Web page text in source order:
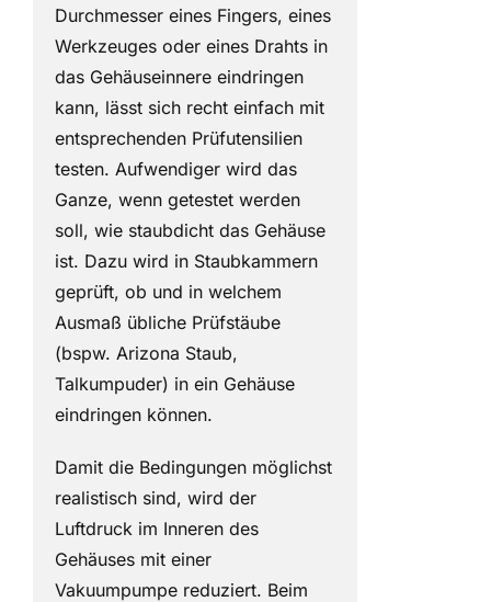
Durchmesser eines Fingers, eines
Werkzeuges oder eines Drahts in
das Gehäuseinnere eindringen
kann, lässt sich recht einfach mit
entsprechenden Prüfutensilien
testen. Aufwendiger wird das
Ganze, wenn getestet werden
soll, wie staubdicht das Gehäuse
ist. Dazu wird in Staubkammern
geprüft, ob und in welchem
Ausmaß übliche Prüfstäube
(bspw. Arizona Staub,
Talkumpuder) in ein Gehäuse
eindringen können.
Damit die Bedingungen möglichst
realistisch sind, wird der
Luftdruck im Inneren des
Gehäuses mit einer
Vakuumpumpe reduziert. Beim